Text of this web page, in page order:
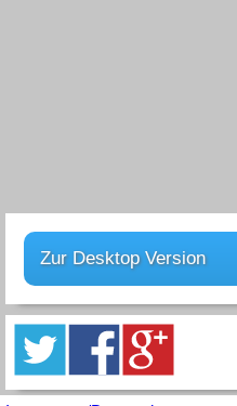
Zur Desktop Version